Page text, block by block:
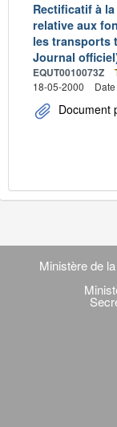
Rectificatif à
relative aux
les transports
Journal
EQUT0010073Z
18-05-2000
Document
Navigation
transverse
Ministère de